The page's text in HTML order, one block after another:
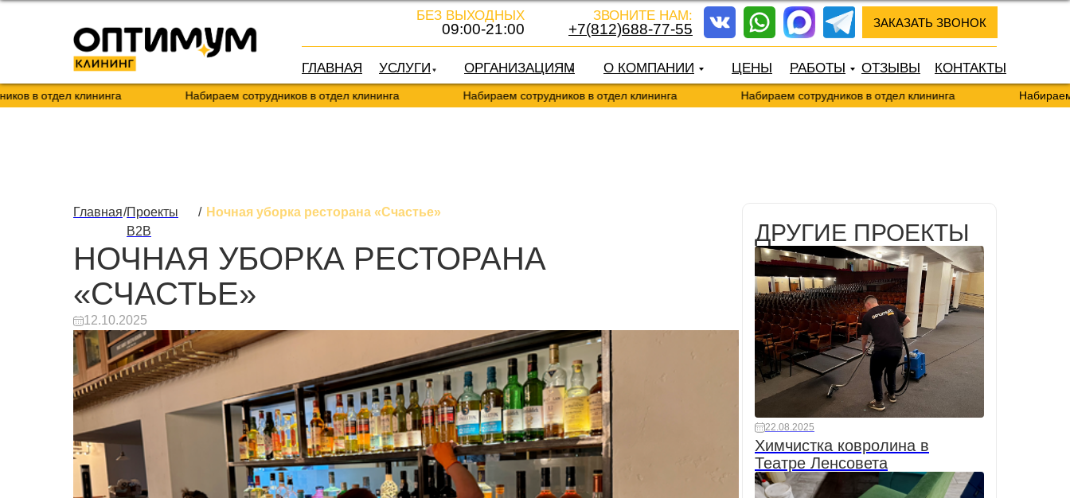
УСЛУГИ
ЗАКАЗАТЬ ЗВОНОК
ГЛАВНАЯ ОРГАНИЗАЦИЯМ ЦЕНЫ РАБОТЫ КОНТАКТЫ
О КОМПАНИИ ОТЗЫВЫ
ЗВОНИТЕ НАМ:
+7(812)688-77-55
БЕЗ ВЫХОДНЫХ
09:00-21:00
клининга Набираем сотрудников в отдел клининга Набираем сотрудников в отдел клининга Набираем сотрудников в отдел клининга Набираем
Главная/Проекты
B2B
/ Ночная уборка ресторана «Счастье»
НОЧНАЯ УБОРКА РЕСТОРАНА
«СЧАСТЬЕ»
12.10.2025
ДРУГИЕ ПРОЕКТЫ
22.08.2025
Химчистка ковролина в
Театре Ленсовета